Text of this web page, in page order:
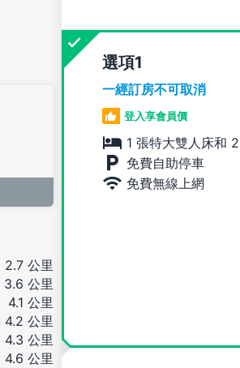
選項
一經訂房不可取消
登入享會員價
1 張特大雙人床和
免費自助停車
免費無線上網
2.7 公里
3.6 公里
4.1 公里
4.2 公里
4.3 公里
4.6 公里